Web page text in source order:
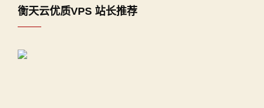
衡天云优质VPS 站长推荐